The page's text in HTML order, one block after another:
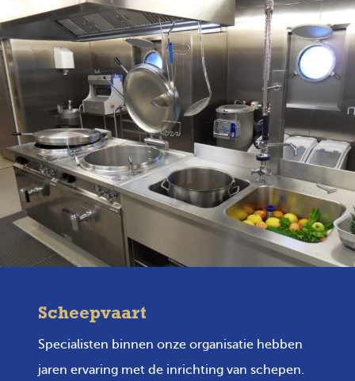
Scheepvaart
Specialisten binnen onze organisatie hebben
jaren ervaring met de inrichting van schepen.